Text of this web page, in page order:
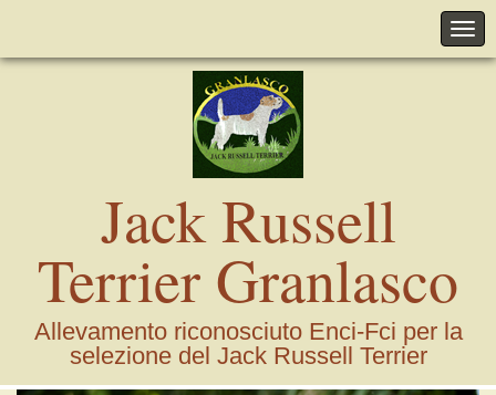
Jack Russell
Terrier Granlasco
Allevamento riconosciuto Enci-Fci per la
selezione del Jack Russell Terrier